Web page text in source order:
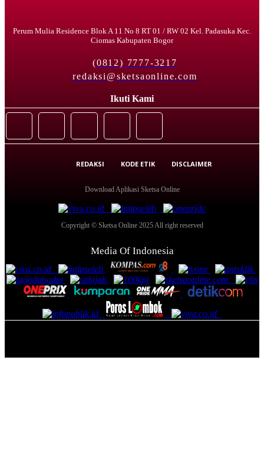
Perum Mulia Residence Blok A 11 No 8 RT 01 / RW 02 Kel. Padasuka Kec.
Ciomas Kabupaten Bogor
(0812) 7777-3217
redaksi@sketsaonline.com
Ikuti Kami
REDAKSI KODE ETIK DISCLAIMER
Download Aplikasi Sketsa Online
Copyright © Sketsa Online 2025 All right reserved
Media Of Indonesia